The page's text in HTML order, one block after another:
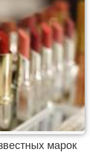
марок